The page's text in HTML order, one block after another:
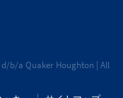
b/a Quaker Houghton | All